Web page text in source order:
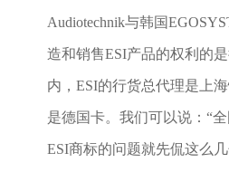
Audiotechnik与韩国
造和销售ESI产品的权利的
内，ESI的行货总代理是上
是德国卡。我们可以说：“
ESI商标的问题就先侃这么